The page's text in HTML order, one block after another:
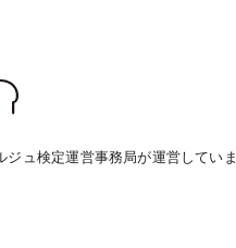
ジュ検定運営事務局が運営していま